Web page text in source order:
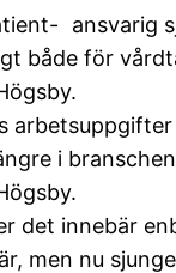
ansvarig
både för
i
det innebär
men nu